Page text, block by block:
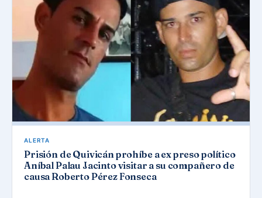
ALERTA
Prisión de Quivicán prohíbe a ex preso político
Aníbal Palau Jacinto visitar a su compañero de
causa Roberto Pérez Fonseca